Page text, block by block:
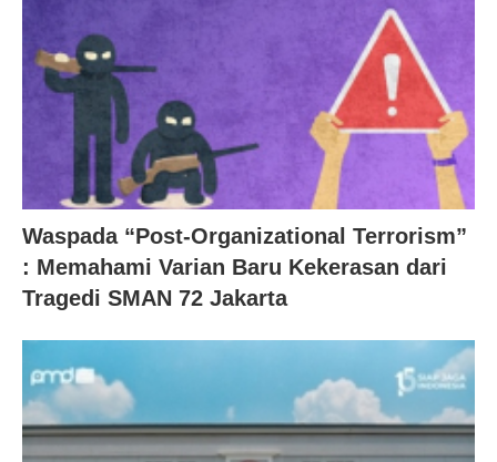
Waspada “Post-Organizational Terrorism”
: Memahami Varian Baru Kekerasan dari
Tragedi SMAN 72 Jakarta